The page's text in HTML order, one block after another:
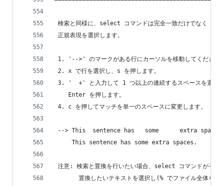
検索と同様に、select コマンドは完全一致だけでなく
正規表現を選択します。
1. '-->' のマークがある行にカーソルを移動してください
2. x で行を選択し、s を押します。
3. '  +' と入力して 1 つ以上の連続するスペースを選択
    Enter を押します。
4. c を押してマッチを単一のスペースに変更します。
--> This  sentence has   some      extra
     This sentence has some extra spaces.
注意: 検索と置換を行いたい場合、select コマンドがその
置換したいテキストを選択し(% でファイル全体を選